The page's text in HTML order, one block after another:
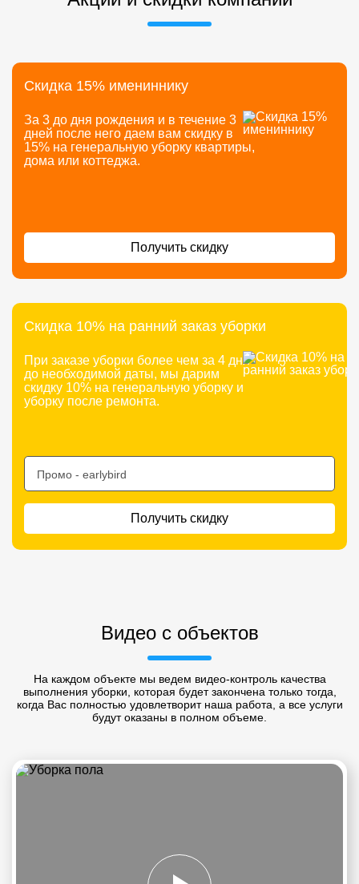
Скидка 15% имениннику
За 3 до дня рождения и в течение 3
дней после него даем вам скидку в
15% на генеральную уборку квартиры,
дома или коттеджа.
Получить скидку
Скидка 10% на ранний заказ уборки
При заказе уборки более чем за 4 дня
до необходимой даты, мы дарим
скидку 10% на генеральную уборку и
уборку после ремонта.
Промо - earlybird
Получить скидку
Видео с объектов
На каждом объекте мы ведем видео-контроль качества
выполнения уборки, которая будет закончена только тогда,
когда Вас полностью удовлетворит наша работа, а все услуги
будут оказаны в полном объеме.